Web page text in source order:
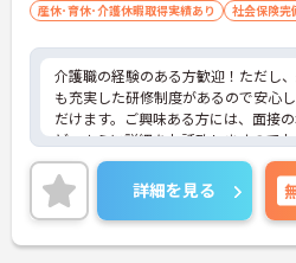
産休･育休･介護休暇取得実績あり 社会保険完
介護職の経験のある方歓迎！ただし
も充実した研修制度があるので安心
だけます。ご興味ある方には、面接
ど、さらに詳細をお話致しますので
ください。
詳細を見る